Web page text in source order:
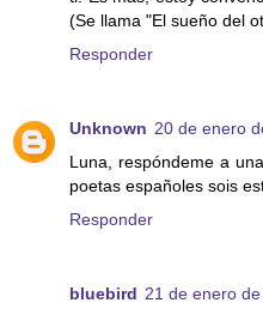
(Se llama "El sueño del
Responder
Unknown 20 de enero
Luna, respóndeme a
poetas españoles sois
Responder
bluebird 21 de enero